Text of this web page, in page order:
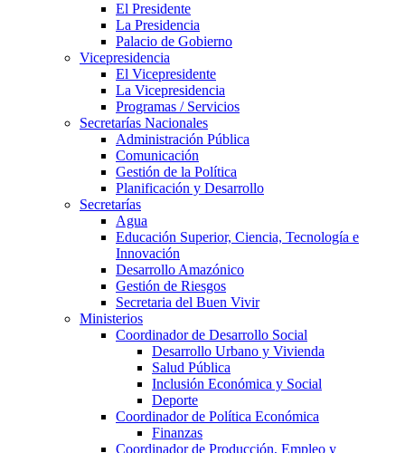
El Presidente
La Presidencia
Palacio de Gobierno
Vicepresidencia
El Vicepresidente
La Vicepresidencia
Programas / Servicios
Secretarías Nacionales
Administración Pública
Comunicación
Gestión de la Política
Planificación y Desarrollo
Secretarías
Agua
Educación Superior, Ciencia, Tecnología e
Innovación
Desarrollo Amazónico
Gestión de Riesgos
Secretaria del Buen Vivir
Ministerios
Coordinador de Desarrollo Social
Desarrollo Urbano y Vivienda
Salud Pública
Inclusión Económica y Social
Deporte
Coordinador de Política Económica
Finanzas
Coordinador de Producción, Empleo y